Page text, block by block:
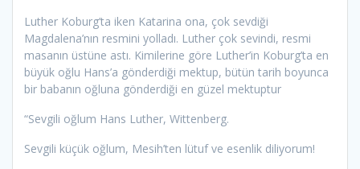
Luther Koburg’ta iken Katarina ona, çok sevdiği
Magdalena’nın resmini yolladı. Luther çok sevindi, resmi
masanın üstüne astı. Kimilerine göre Luther’in Koburg’ta en
büyük oğlu Hans’a gönderdiği mektup, bütün tarih boyunca
bir babanın oğluna gönderdiği en güzel mektuptur
“Sevgili oğlum Hans Luther, Wittenberg.
Sevgili küçük oğlum, Mesih’ten lütuf ve esenlik diliyorum!